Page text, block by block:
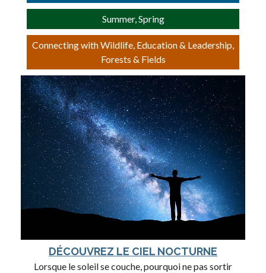
Summer, Spring
Connecting with Wildlife, Education & Leadership,
Forests & Fields
DÉCOUVREZ LE CIEL NOCTURNE
Lorsque le soleil se couche, pourquoi ne pas sortir